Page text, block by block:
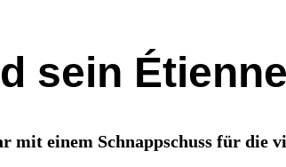
sein
einem Schnappschuss für die